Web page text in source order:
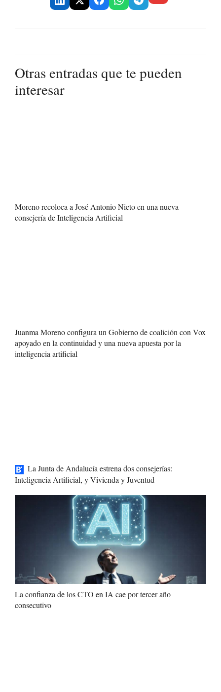
Otras entradas que te pueden
interesar
Moreno recoloca a José Antonio Nieto en una nueva
consejería de Inteligencia Artificial
Juanma Moreno configura un Gobierno de coalición con Vox
apoyado en la continuidad y una nueva apuesta por la
inteligencia artificial
La Junta de Andalucía estrena dos consejerías:
Inteligencia Artificial, y Vivienda y Juventud
La confianza de los CTO en IA cae por tercer año
consecutivo